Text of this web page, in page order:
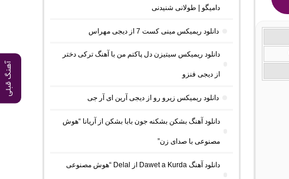
آهنگ قبلی
دامیگو | طولانی شنیدنی
دانلود ریمیکس مینی کست 7 از دیجی مهراس
دانلود ریمیکس سیتیزن دل پاکتم من با آهنگ ترکی دختر
از دیجی فنزو
دانلود ریمیکس زیرو رو از دیجی آرین ای آر جی
دانلود آهنگ بشکن بشکنه جون بابا بشکن از آریانا “هوش
مصنوعی با صدای زن”
دانلود آهنگ Dawet a Kurda از Delal “هوش مصنوعی